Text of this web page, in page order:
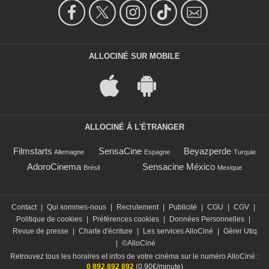
ALLOCINÉ SUR MOBILE
ALLOCINÉ À L'ÉTRANGER
Filmstarts Allemagne SensaCine Espagne Beyazperde Turquie
AdoroCinema Brésil Sensacine México Mexique
Contact | Qui sommes-nous | Recrutement | Publicité | CGU | CGV |
Politique de cookies | Préférences cookies | Données Personnelles |
Revue de presse
| Charte d'écriture | Les services AlloCiné | Gérer Utiq
| ©AlloCiné
Retrouvez tous les horaires et infos de votre cinéma sur le numéro AlloCiné :
0 892 892 892 (0,90€/minute)